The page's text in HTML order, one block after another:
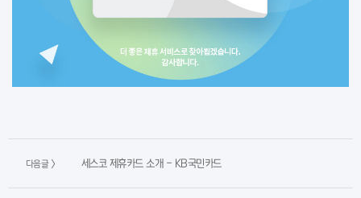
다음글 > 세스코 제휴카드 소개 - KB국민카드